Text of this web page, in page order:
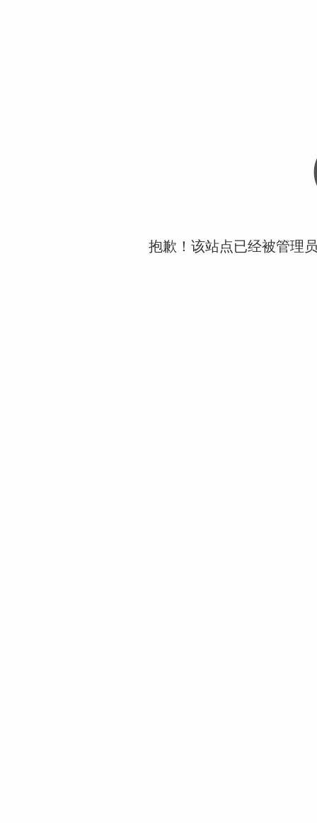
抱歉！该站点已经被管理